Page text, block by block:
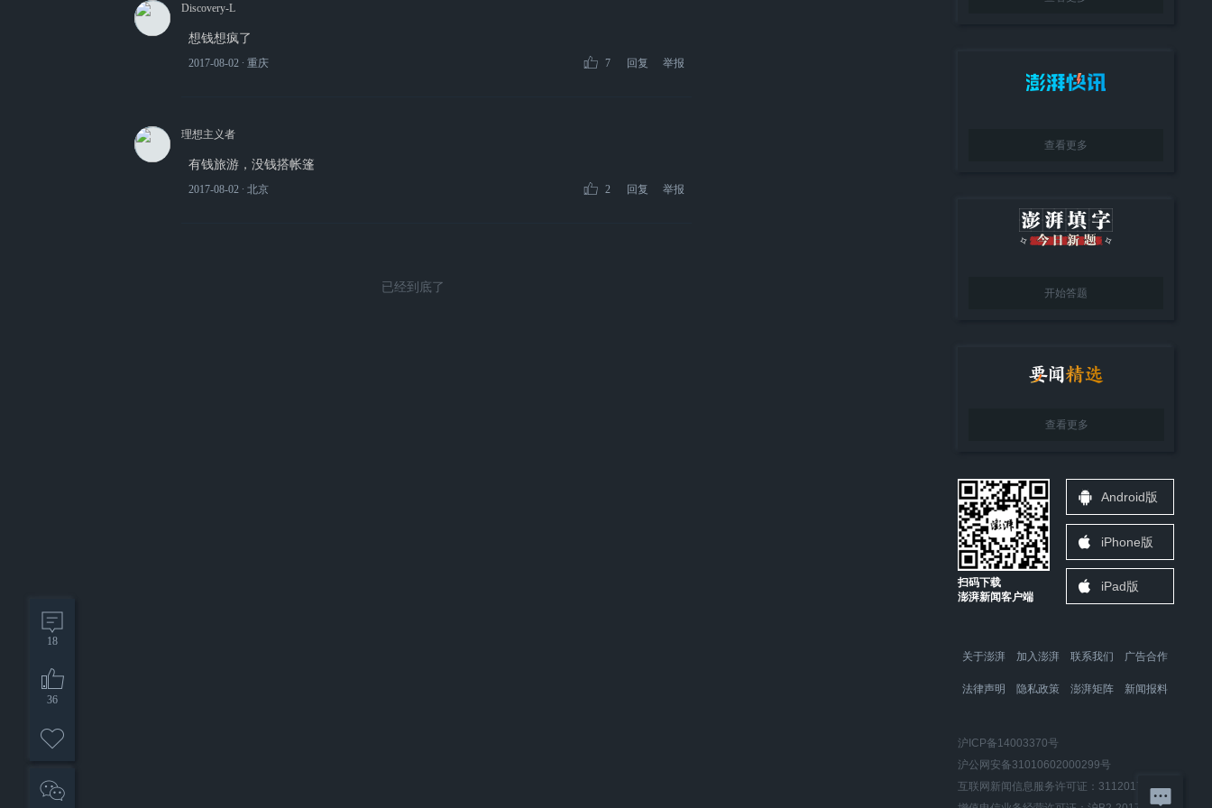
18
36
Discovery-L
想钱想疯了
2017-08-02 ∙ 重庆 7 回复 举报
理想主义者
有钱旅游，没钱搭帐篷
2017-08-02 ∙ 北京 2 回复 举报
已经到底了
查看更多
开始答题
查看更多
扫码下载
澎湃新闻客户端
Android版
iPhone版
iPad版
关于澎湃 加入澎湃 联系我们 广告合作
法律声明 隐私政策 澎湃矩阵 新闻报料
沪ICP备14003370号
沪公网安备31010602000299号
互联网新闻信息服务许可证：31120170006